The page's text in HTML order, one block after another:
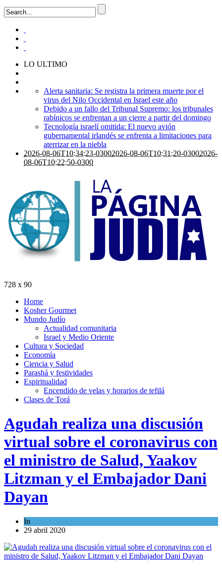
LO ULTIMO
Alerta sanitaria: Se registra la primera muerte por el
virus del Nilo Occidental en Israel este año
Debido a un fallo del Tribunal Supremo: los tribunales
rabínicos se enfrentan a un cierre a partir del domingo
Tecnología israelí omitida: El nuevo avión
gubernamental irlandés se enfrenta a limitaciones para
aterrizar en la niebla
2026-08-06T10:34:23-03002026-08-06T10:31:20-03002026-
08-06T10:22:50-0300
728 x 90
Home
Kosher Gourmet
Mundo Judío
Actualidad comunitaria
Israel y Medio Oriente
Cultura y Sociedad
Economía
Ciencia y Salud
Parashá y festividades
Espiritualidad
Encendido de velas y horarios de tefilá
Clases de Torá
Agudah realiza una discusión
virtual sobre el coronavirus con
el ministro de Salud, Yaakov
Litzman y el Embajador Dani
Dayan
In
29 abril 2020